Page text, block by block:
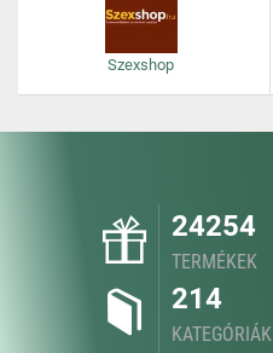
Szexshop
24254
TERMÉKEK
214
KATEGÓRIÁK